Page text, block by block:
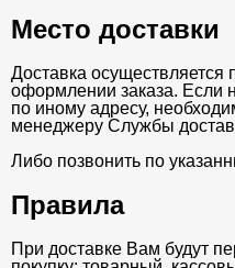
Место доставки
Доставка осуществляется
оформлении заказа. Если
по иному адресу,
менеджеру Службы
Либо позвонить по
Правила
При доставке Вам будут